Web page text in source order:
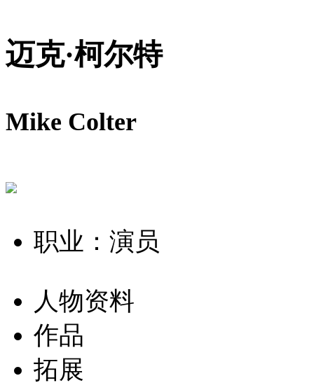
迈克·柯尔特
Mike Colter
职业：演员
人物资料
作品
拓展